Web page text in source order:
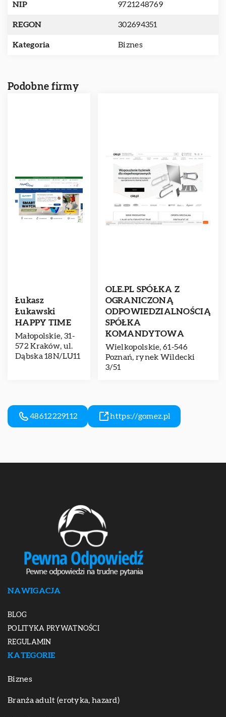
NIP 9721248769
REGON 302694351
Kategoria Biznes
Podobne firmy
Łukasz
Łukawski
HAPPY TIME
Małopolskie, 31-
572 Kraków, ul.
Dąbska 18N/LU11
OLE.PL SPÓŁKA Z
OGRANICZONĄ
ODPOWIEDZIALNOŚCIĄ
SPÓŁKA
KOMANDYTOWA
Wielkopolskie, 61-546
Poznań, rynek Wildecki
3/51
48612229112 https://gomez.pl
NAWIGACJA
BLOG
POLITYKA PRYWATNOŚCI
REGULAMIN
KATEGORIE
Biznes
Branża adult (erotyka, hazard)